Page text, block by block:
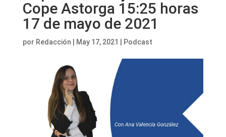
Cope Astorga 15:25 horas
17 de mayo de 2021
por Redacción May 17, 2021 Podcast